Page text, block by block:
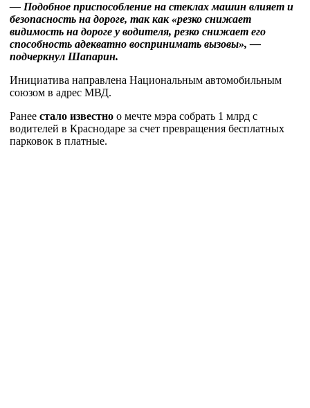
— Подобное приспособление на стеклах машин влияет и
безопасность на дороге, так как «резко снижает
видимость на дороге у водителя, резко снижает его
способность адекватно воспринимать вызовы», —
подчеркнул Шапарин.
Инициатива направлена Национальным автомобильным
союзом в адрес МВД.
Ранее стало известно о мечте мэра собрать 1 млрд с
водителей в Краснодаре за счет превращения бесплатных
парковок в платные.